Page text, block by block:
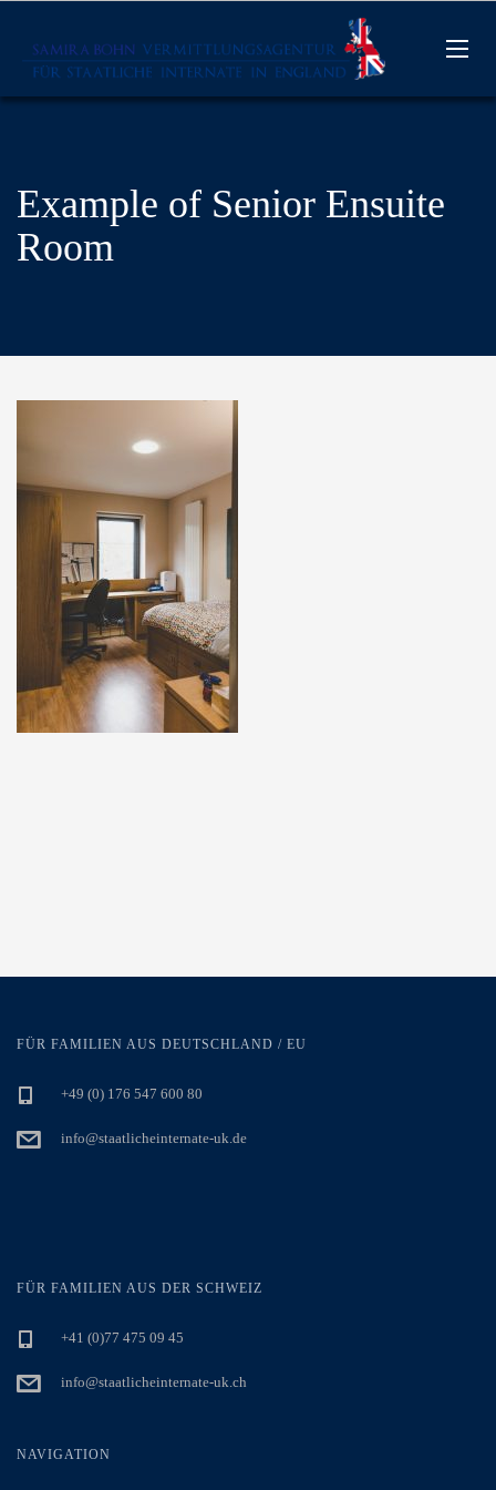
Example of Senior Ensuite
Room
FÜR FAMILIEN AUS DEUTSCHLAND / EU
+49 (0) 176 547 600 80
info@staatlicheinternate-uk.de
FÜR FAMILIEN AUS DER SCHWEIZ
+41 (0)77 475 09 45
info@staatlicheinternate-uk.ch
NAVIGATION